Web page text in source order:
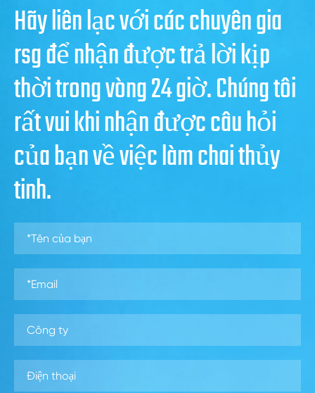
Hãy liên lạc với các chuyên gia
rsg để nhận được trả lời kịp
thời trong vòng 24 giờ. Chúng tôi
rất vui khi nhận được câu hỏi
của bạn về việc làm chai thủy
tinh.